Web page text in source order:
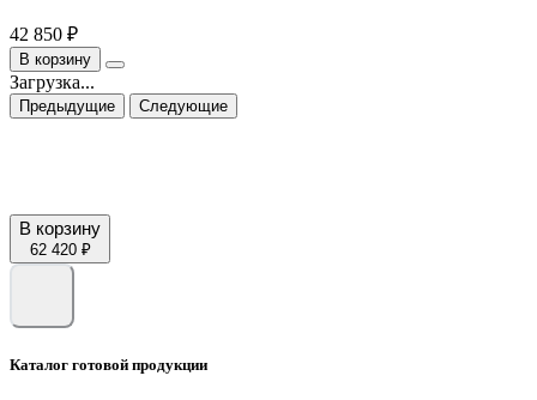
42 850 ₽
В корзину
Загрузка...
Предыдущие Следующие
В корзину
62 420 ₽
Каталог готовой продукции